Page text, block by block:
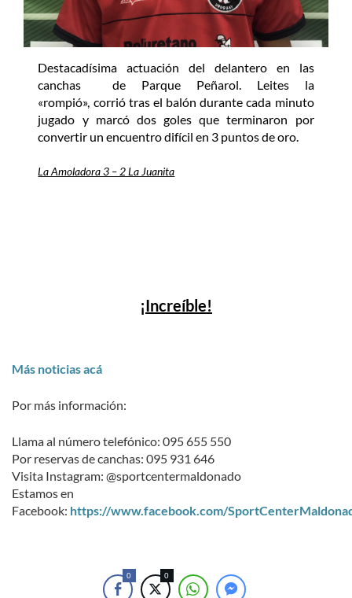
Destacadísima actuación del delantero en las
canchas de Parque Peñarol. Leites la
«rompió», corrió tras el balón durante cada minuto
jugado y marcó dos goles que terminaron por
convertir un encuentro difícil en 3 puntos de oro.
La Amoladora 3 – 2 La Juanita
¡Increíble!
Más noticias acá
Por más información:
Llama al número telefónico: 095 655 550
Por reservas de canchas: 095 931 646
Visita Instagram: @sportcentermaldonado
Estamos en
Facebook: https://www.facebook.com/
0 0